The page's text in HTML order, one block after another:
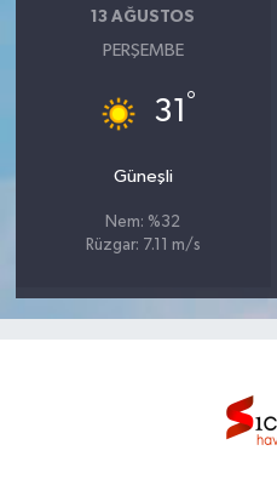
13 AĞUSTOS
PERŞEMBE
31 °
Güneşli
Nem: %32
Rüzgar: 7.11 m/s